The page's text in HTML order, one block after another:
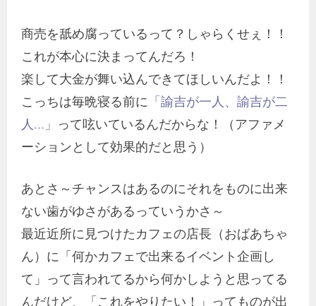
商売を舐め腐っているって？しゃらくせぇ！！
これが本心に決まってんだろ！
楽して大金が舞い込んできてほしいんだよ！！
こっちは毎晩寝る前に 「諭吉が一人、諭吉が二
人…」 って呟いているんだからな！（アファメ
ーションとして効果的だと思う）
あとさ～チャンスはあるのにそれをものに出来
ない歯がゆさがあるっていうかさ～
最近近所に見つけたカフェの店長（おばあちゃ
ん）に「何かカフェで出来るイベント企画し
て」って言われてるから何かしようと思ってる
んだけど、「これをやりたい！」ってものが出